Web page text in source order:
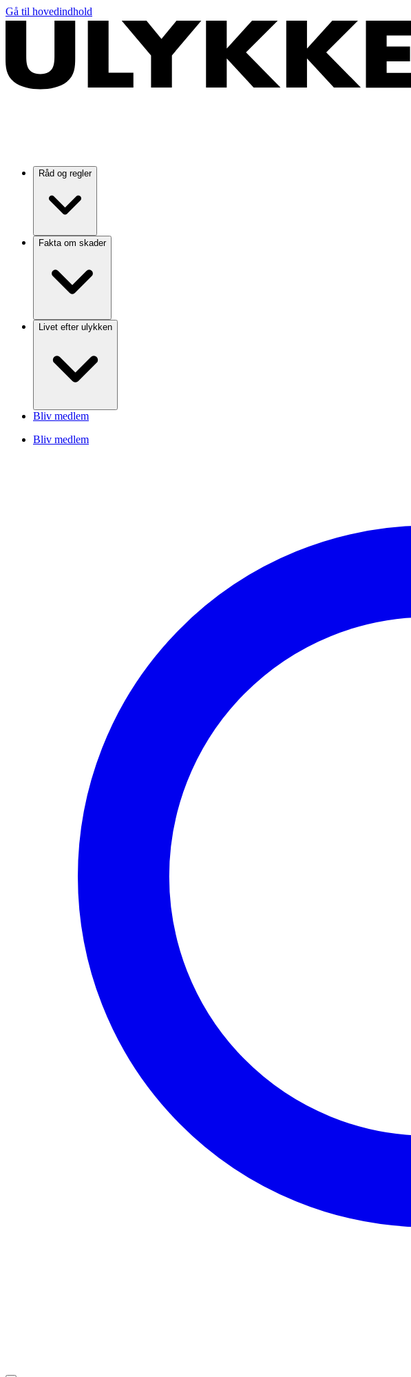
Gå til hovedindhold
Råd og regler
Fakta om skader
Livet efter ulykken
Bliv medlem
Bliv medlem